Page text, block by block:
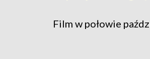
Film w połowie